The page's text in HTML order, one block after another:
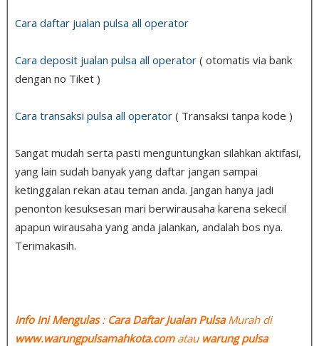
Cara daftar jualan pulsa all operator
Cara deposit jualan pulsa all operator ( otomatis via bank
dengan no Tiket )
Cara transaksi pulsa all operator ( Transaksi tanpa kode )
Sangat mudah serta pasti menguntungkan silahkan aktifasi,
yang lain sudah banyak yang daftar jangan sampai
ketinggalan rekan atau teman anda. Jangan hanya jadi
penonton kesuksesan mari berwirausaha karena sekecil
apapun wirausaha yang anda jalankan, andalah bos nya.
Terimakasih.
Info Ini Mengulas: Cara Daftar Jualan PulsaMurah di
www.warungpulsamahkota.comatau warung pulsa